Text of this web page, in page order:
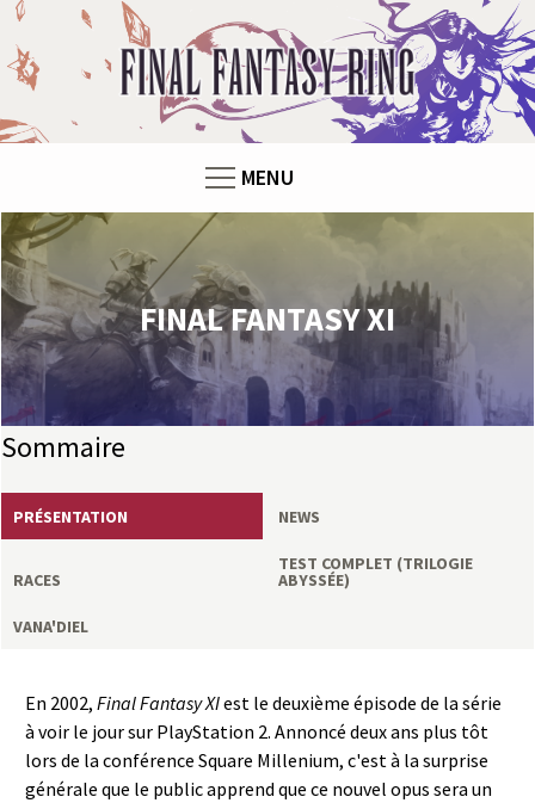
F
n
l
F
a
n
t
a
R
MENU
FINAL FANTASY XI
En 2002, Final Fantasy XIest le deuxième épisode de la série
à voir le jour sur PlayStation 2. Annoncé deux ans plus tôt
lors de la conférence Square Millenium, c'est à la surprise
générale que le public apprend que ce nouvel opus sera un
Sommaire
PRÉSENTATION NEWS
RACES
TEST COMPLET (TRILOGIE
ABYSSÉE)
VANA'DIEL